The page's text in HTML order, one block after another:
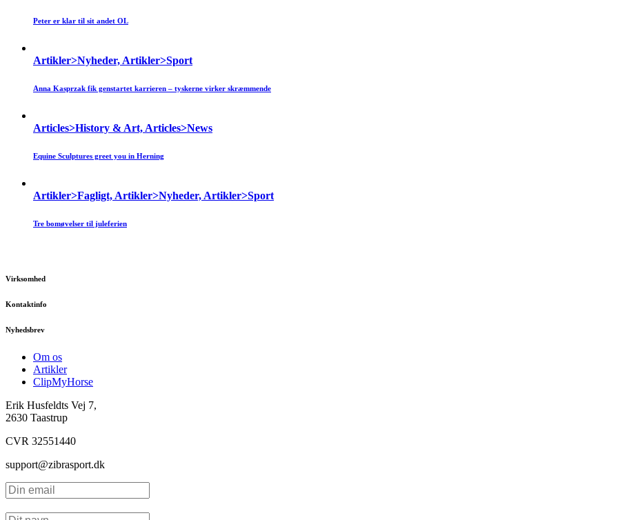
Peter er klar til sit andet OL
Artikler>Nyheder, Artikler>Sport
Anna Kasprzak fik genstartet karrieren – tyskerne virker skræmmende
Articles>History & Art, Articles>News
Equine Sculptures greet you in Herning
Artikler>Fagligt, Artikler>Nyheder, Artikler>Sport
Tre bomøvelser til juleferien
Virksomhed
Kontaktinfo
Nyhedsbrev
Om os
Artikler
ClipMyHorse
Erik Husfeldts Vej 7,
2630 Taastrup
CVR 32551440
support@zibrasport.dk